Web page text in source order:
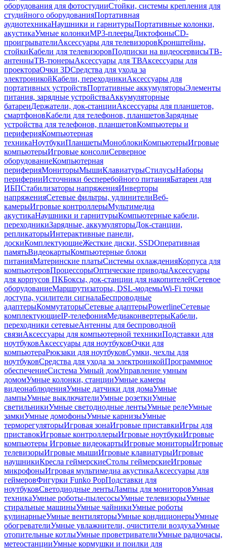
оборудования для фотостудииСтойки, системы крепления для
студийного оборудованияПортативная
аудиотехникаНаушники и гарнитурыПортативные колонки,
акустикаУмные колонкиMP3-плеерыДиктофоныCD-
проигрывателиАксессуары для телевизоровКронштейны,
стойкиКабели для телевизоровПодписки на видеосервисыТВ-
антенныТВ-тюнерыАксессуары для ТВАксессуары для
проектораОчки 3DСредства для ухода за
электроникойКабели, переходникиАксессуары для
портативных устройствПортативные аккумуляторыЭлементы
питания, зарядные устройстваАккумуляторные
батареиДержатели, док-станцииАксессуары для планшетов,
смартфоновКабели для телефонов, планшетовЗарядные
устройства для телефонов, планшетовКомпьютеры и
периферияКомпьютерная
техникаНоутбукиПланшетыМоноблокиКомпьютерыИгровые
компьютерыИгровые консолиСерверное
оборудованиеКомпьютерная
периферияМониторыМышиКлавиатурыСтилусыНаборы
периферииИсточники бесперебойного питанияБатареи для
ИБПСтабилизаторы напряженияИнверторы
напряженияСетевые фильтры, удлинителиВеб-
камерыИгровые контроллерыМультимедиа
акустикаНаушники и гарнитурыКомпьютерные кабели,
переходникиЗарядные, аккумуляторыДок-станции,
репликаторыИнтерактивные панели,
доскиКомплектующиеЖесткие диски, SSDОперативная
памятьВидеокартыКомпьютерные блоки
питанияМатеринские платыСистемы охлажденияКорпуса для
компьютеровПроцессорыОптические приводыАксессуары
для корпусов ПКБоксы, док-станции для накопителейСетевое
оборудованиеМаршрутизаторы, DSL-модемыWi-Fi точки
доступа, усилители сигналаБеспроводные
адаптерыКоммутаторыСетевые адаптерыPowerlineСетевые
комплектующиеIP-телефонияМедиаконвертерыКабели,
переходники сетевыеАнтенны для беспроводной
связиАксессуары для компьютерной техникиПодставки для
ноутбуковАксессуары для ноутбуковОчки для
компьютераРюкзаки для ноутбуковСумки, чехлы для
ноутбуковСредства для ухода за электроникойПрограммное
обеспечениеСистема Умный домУправление умным
домомУмные колонки, станцииУмные камеры
видеонаблюденияУмные датчики для домаУмные
лампыУмные выключателиУмные розеткиУмные
светильникиУмные светодиодные лентыУмные релеУмные
замкиУмные домофоныУмные карнизыУмные
терморегуляторыИгровая зонаИгровые приставкиИгры для
приставокИгровые контроллерыИгровые ноутбукиИгровые
компьютеры Игровые видеокартыИгровые мониторыИгровые
телевизорыИгровые мышиИгровые клавиатурыИгровые
наушникиКресла геймерскиеСтолы геймерскиеИгровые
микрофоныИгровая мультимедиа акустикаАксессуары для
геймеровФигурки Funko PopПодставки для
ноутбуковСветодиодные лентыЛампы для мониторовУмная
техникаУмные роботы-пылесосыУмные телевизорыУмные
стиральные машиныУмные чайникиУмные роботы
кулинарныеУмные вентиляторыУмные кондиционерыУмные
обогревателиУмные увлажнители, очистители воздухаУмные
отопительные котлыУмные проветривателиУмные радиочасы,
метеостанцииУмные кормушки и поилки для